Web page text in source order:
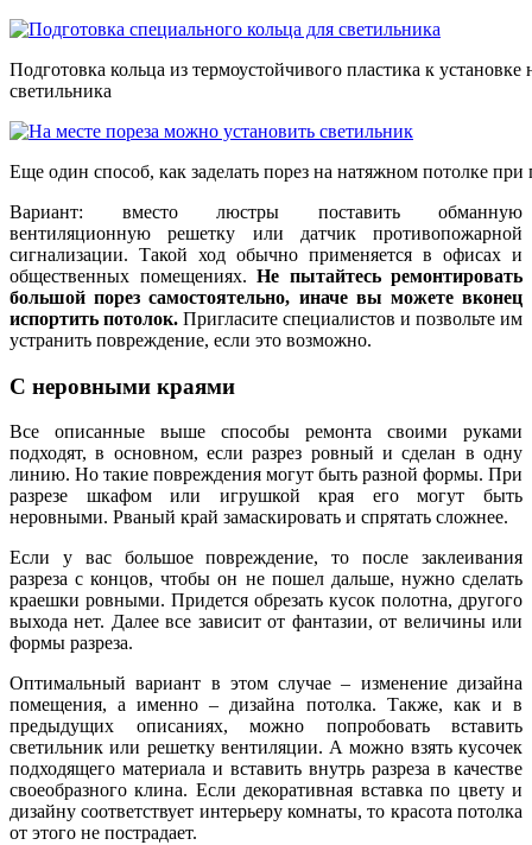
Подготовка кольца из термоустойчивого пластика к
светильника
Еще один способ, как заделать порез на натяжном потолке
Вариант: вместо люстры поставить обманную
вентиляционную решетку или датчик противопожарной
сигнализации. Такой ход обычно применяется в офисах и
общественных помещениях. Не пытайтесь ремонтировать
большой порез самостоятельно, иначе вы можете вконец
испортить потолок. Пригласите специалистов и позвольте им
устранить повреждение, если это возможно.
С неровными краями
Все описанные выше способы ремонта своими руками
подходят, в основном, если разрез ровный и сделан в одну
линию. Но такие повреждения могут быть разной формы. При
разрезе шкафом или игрушкой края его могут быть
неровными. Рваный край замаскировать и спрятать сложнее.
Если у вас большое повреждение, то после заклеивания
разреза с концов, чтобы он не пошел дальше, нужно сделать
краешки ровными. Придется обрезать кусок полотна, другого
выхода нет. Далее все зависит от фантазии, от величины или
формы разреза.
Оптимальный вариант в этом случае – изменение дизайна
помещения, а именно – дизайна потолка. Также, как и в
предыдущих описаниях, можно попробовать вставить
светильник или решетку вентиляции. А можно взять кусочек
подходящего материала и вставить внутрь разреза в качестве
своеобразного клина. Если декоративная вставка по цвету и
дизайну соответствует интерьеру комнаты, то красота потолка
от этого не пострадает.